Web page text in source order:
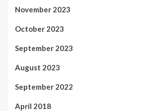
November 2023
October 2023
September 2023
August 2023
September 2022
April 2018